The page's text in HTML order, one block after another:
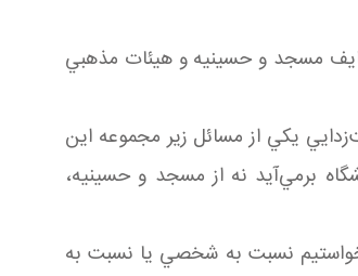
مسجد و حسينيه و هيئات مذهبي
يکي از مسائل زير مجموعه اين
برمي‌آيد نه از مسجد و حسينيه،
نسبت به شخصي يا نسبت به